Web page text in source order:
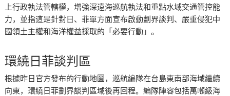
上行政執法管轄權，增強深遠海巡航執法和重點水域交通管控能
力，並指這是針對日、菲單方面宣布啟動劃界談判、嚴重侵犯中
國領土主權和海洋權益採取的「必要行動」。
環繞日菲談判區
根據昨日官方發布的行動地圖，巡航編隊在台島東南部海域繼續
向東，環繞日菲劃界談判區域後再回程。編隊陣容包括萬噸級海